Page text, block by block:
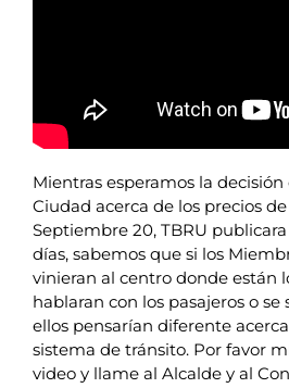
Mientras esperamos la decisión
Ciudad acerca de los precios
Septiembre 20, TBRU
días, sabemos que si los
vinieran al centro donde están
hablaran con los pasajeros o
ellos pensarían diferente
sistema de tránsito. Por favor
video y llame al Alcalde y al